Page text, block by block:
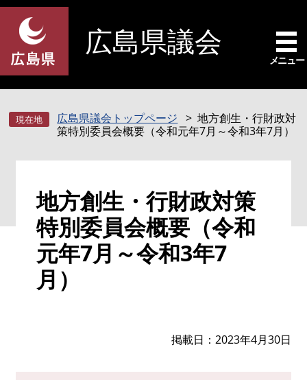
ペ
先
頭
す
メ
を
飛
し
広島県議会
メニュー
広島県議会トップページ
地方創生・行財政対
策特別委員会概要（令和元年7月～令和3年7月）
地方創生・行財政対策
特別委員会概要（令和
元年7月～令和3年7
月）
掲載日 2023年4月30日